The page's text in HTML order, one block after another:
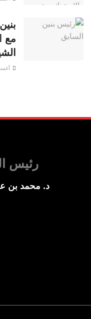
مع
رئيس
د. محمد بن